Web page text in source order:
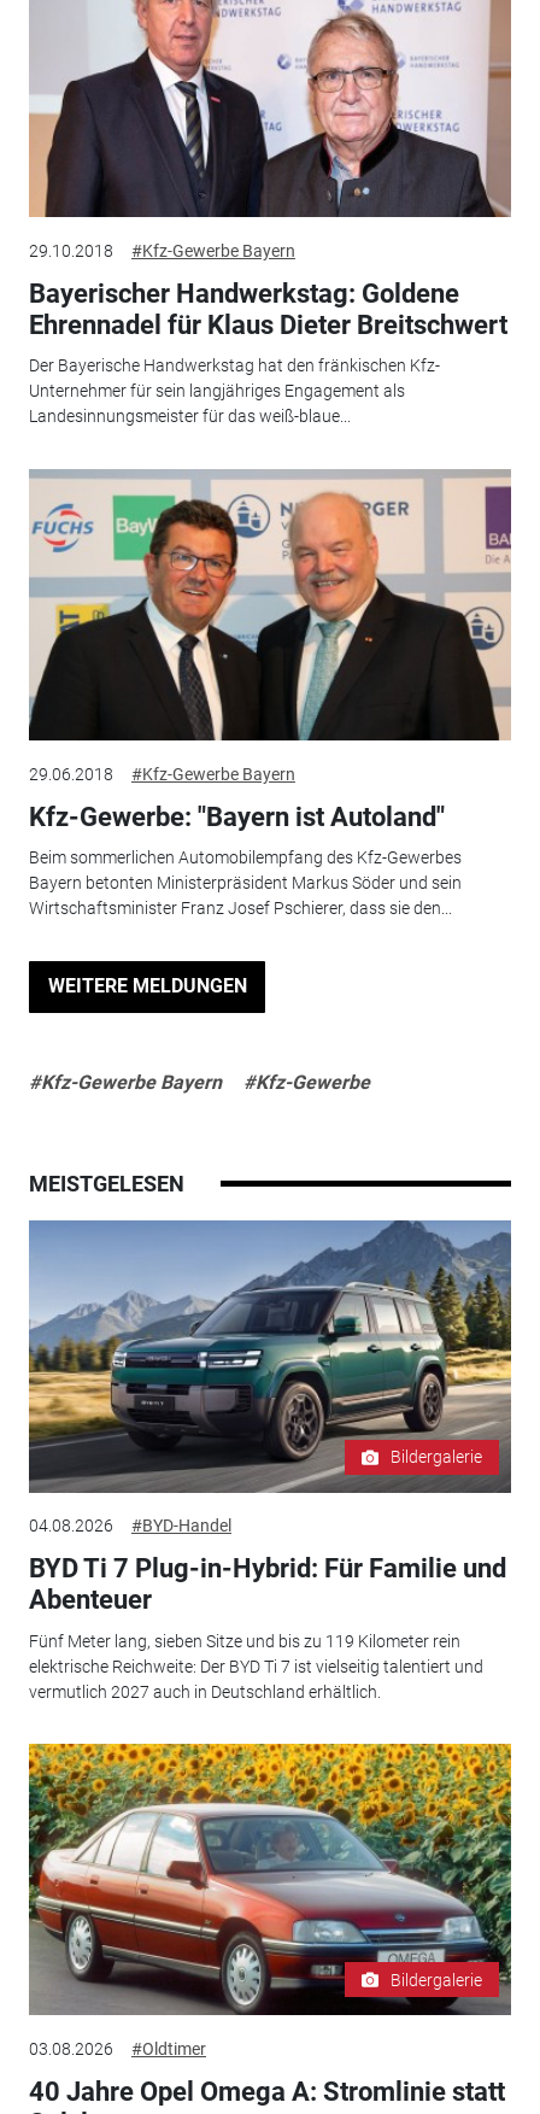
29.10.2018 #Kfz-Gewerbe Bayern
Bayerischer Handwerkstag: Goldene
Ehrennadel für Klaus Dieter Breitschwert
Der Bayerische Handwerkstag hat den fränkischen Kfz-
Unternehmer für sein langjähriges Engagement als
Landesinnungsmeister für das weiß-blaue...
29.06.2018 #Kfz-Gewerbe Bayern
Kfz-Gewerbe: "Bayern ist Autoland"
Beim sommerlichen Automobilempfang des Kfz-Gewerbes
Bayern betonten Ministerpräsident Markus Söder und sein
Wirtschaftsminister Franz Josef Pschierer, dass sie den...
WEITERE MELDUNGEN
#Kfz-Gewerbe Bayern #Kfz-Gewerbe
MEISTGELESEN
Bildergalerie
04.08.2026 #BYD-Handel
BYD Ti 7 Plug-in-Hybrid: Für Familie und
Abenteuer
Fünf Meter lang, sieben Sitze und bis zu 119 Kilometer rein
elektrische Reichweite: Der BYD Ti 7 ist vielseitig talentiert und
vermutlich 2027 auch in Deutschland erhältlich.
Bildergalerie
03.08.2026 #Oldtimer
40 Jahre Opel Omega A: Stromlinie statt